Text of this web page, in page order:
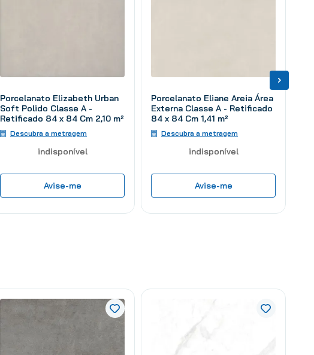
Porcelanato Elizabeth Urban
Soft Polido Classe A -
Retificado 84 x 84 Cm 2,10 m²
Descubra a metragem
indisponível
Avise-me
Porcelanato Eliane Areia Área
Externa Classe A - Retificado
84 x 84 Cm 1,41 m²
Descubra a metragem
indisponível
Avise-me